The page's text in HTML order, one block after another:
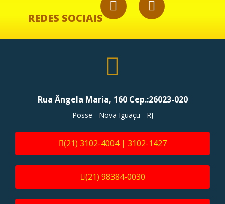
REDES SOCIAIS
Rua Ângela Maria, 160 Cep.:26023-020
Posse - Nova Iguaçu - RJ
(21) 3102-4004 | 3102-1427
(21) 98384-0030